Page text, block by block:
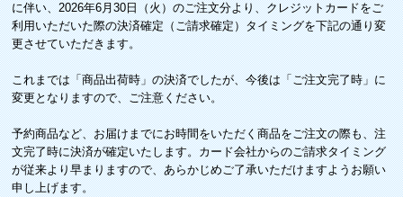
に伴い、2026年6月30日（火）のご注文分より、クレジットカードをご
利用いただいた際の決済確定（ご請求確定）タイミングを下記の通り変
更させていただきます。
これまでは「商品出荷時」の決済でしたが、今後は「ご注文完了時」に
変更となりますので、ご注意ください。
予約商品など、お届けまでにお時間をいただく商品をご注文の際も、注
文完了時に決済が確定いたします。カード会社からのご請求タイミング
が従来より早まりますので、あらかじめご了承いただけますようお願い
申し上げます。